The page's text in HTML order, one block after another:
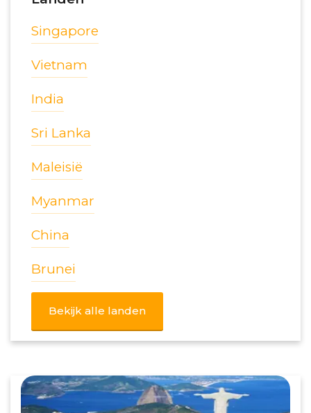
Singapore
Vietnam
India
Sri Lanka
Maleisië
Myanmar
China
Brunei
Bekijk alle landen